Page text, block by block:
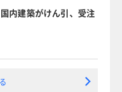
内建築がけん引、受注